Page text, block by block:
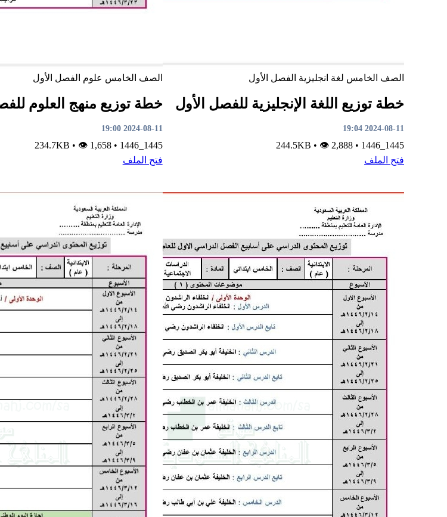
الصف الخامس لغة انجليزية الفصل الأول
خطة توزيع اللغة الإنجليزية للفصل الأول
2024-08-11 19:04
1445_1446
•
• 👁 2,888
فتح الملف
الصف الخامس علوم الفصل الأول
خطة توزيع منهج العلوم
2024-08-11 19:00
1445_1446
•
234.7KB
• 👁 1,658
فتح الملف